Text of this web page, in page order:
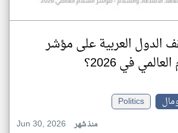
الدول العربية على مؤشر
في 2026؟
Politics
Jun 30, 2026
منذ شهر